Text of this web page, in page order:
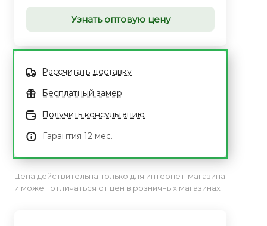
Узнать оптовую цену
Рассчитать доставку
Бесплатный замер
Получить консультацию
Гарантия 12 мес.
Цена действительна только для интернет-магазина
и может отличаться от цен в розничных магазинах